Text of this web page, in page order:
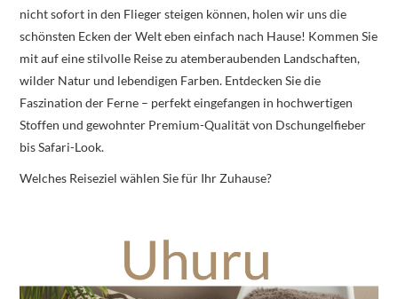
nicht sofort in den Flieger steigen können, holen wir uns die
schönsten Ecken der Welt eben einfach nach Hause! Kommen Sie
mit auf eine stilvolle Reise zu atemberaubenden Landschaften,
wilder Natur und lebendigen Farben. Entdecken Sie die
Faszination der Ferne – perfekt eingefangen in hochwertigen
Stoffen und gewohnter Premium-Qualität von Dschungelfieber
bis Safari-Look.
Welches Reiseziel wählen Sie für Ihr Zuhause?